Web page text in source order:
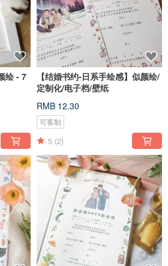
绘 - 7
【结婚书约-日系手绘感】似颜绘/
定制化/电子档/壁纸
RMB 12.30
可客制
5 (2)